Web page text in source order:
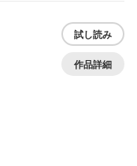
試し読み
作品詳細